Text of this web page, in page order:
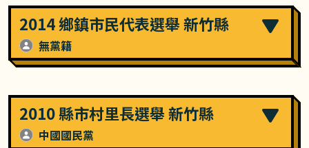
2014 鄉鎮市民代表選舉 新竹縣
無黨籍
2010 縣市村里長選舉 新竹縣
中國國民黨